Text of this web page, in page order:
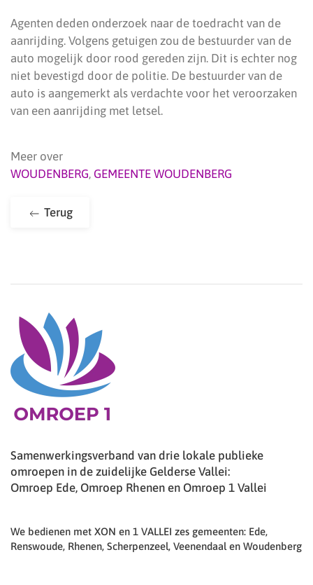
Agenten deden onderzoek naar de toedracht van de
aanrijding. Volgens getuigen zou de bestuurder van de
auto mogelijk door rood gereden zijn. Dit is echter nog
niet bevestigd door de politie. De bestuurder van de
auto is aangemerkt als verdachte voor het veroorzaken
van een aanrijding met letsel.
Meer over
WOUDENBERG, GEMEENTE WOUDENBERG
Terug
Samenwerkingsverband van drie lokale publieke
omroepen in de zuidelijke Gelderse Vallei:
Omroep Ede, Omroep Rhenen en Omroep 1 Vallei
We bedienen met XON en 1 VALLEI zes gemeenten: Ede,
Renswoude, Rhenen, Scherpenzeel, Veenendaal en Woudenberg